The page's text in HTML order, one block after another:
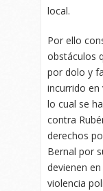
local.
Por ello
obstáculos
por dolo y
incurrido en
lo cual se
contra
derechos
Bernal por
devienen
violencia